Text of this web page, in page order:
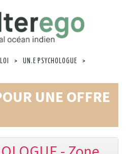
> UN.E PSYCHOLOGUE
>
UNE OFFRE